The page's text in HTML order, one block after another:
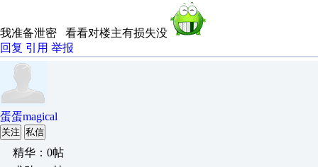
我准备泄密 看看对楼主有损失没
回复 引用 举报
蛋蛋magical
关注 私信
精华：0帖